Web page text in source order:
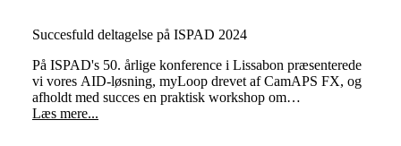
Succesfuld deltagelse på ISPAD 2024
På ISPAD's 50. årlige konference i Lissabon præsenterede
vi vores AID-løsning, myLoop drevet af CamAPS FX, og
afholdt med succes en praktisk workshop om
"Automatiseret insulintilførsel med CamAPS FX til
Læs mere...